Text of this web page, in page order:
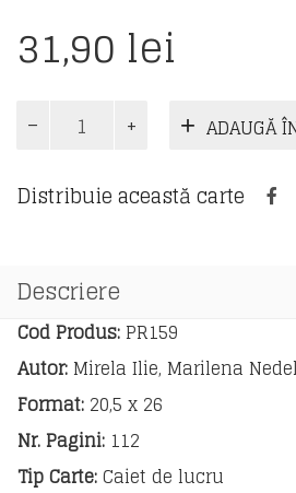
31,90 lei
Cantitate
Evaluare
clasa
a
-
an
școlar
2026
ADAUGĂ
Distribuie această carte
Descriere
Cod Produs: PR159
Autor: Mirela Ilie, Marilena
Format: 20,5 x 26
Nr. Pagini: 112
Tip Carte:Caiet de lucru